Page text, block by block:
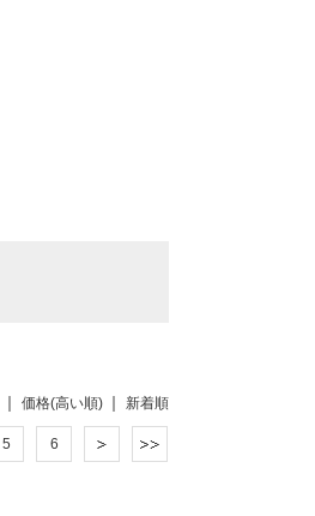
価格(高い順) 新着順
5 6